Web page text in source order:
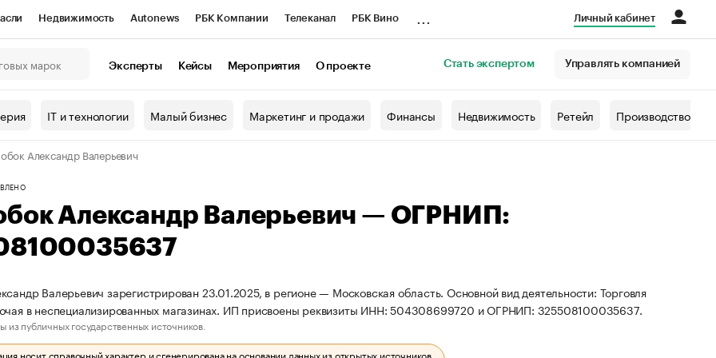
Недвижимость Autonews РБК Компании Телеканал РБК Вино
Проверка контрагентов
Личный кабинет
Эксперты Кейсы Мероприятия О проекте Стать экспертом Управлять компанией
IT и технологии Малый бизнес Маркетинг и продажи Финансы Недвижимость Ретейл Производство
Александр Валерьевич
Александр Валерьевич — ОГРНИП:
Валерьевич зарегистрирован 23.01.2025, в регионе — Московская область. Основной вид деятельности: Торговля
в неспециализированных магазинах. ИП присвоены реквизиты ИНН: 504308699720 и ОГРНИП: 325508100035637.
из публичных государственных источников.
носит справочный характер и сгенерирована на основании данных из открытых источников.